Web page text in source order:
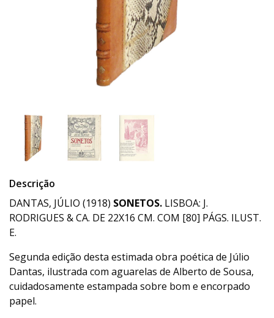
Descrição
DANTAS, JÚLIO (1918) SONETOS. LISBOA: J.
RODRIGUES & CA. DE 22X16 CM. COM [80] PÁGS. ILUST.
E.
Segunda edição desta estimada obra poética de Júlio
Dantas, ilustrada com aguarelas de Alberto de Sousa,
cuidadosamente estampada sobre bom e encorpado
papel.